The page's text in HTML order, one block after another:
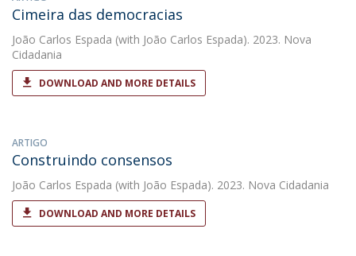
Cimeira das democracias
João Carlos Espada (with João Carlos Espada). 2023. Nova
Cidadania
DOWNLOAD AND MORE DETAILS
ARTIGO
Construindo consensos
João Carlos Espada (with João Espada). 2023. Nova Cidadania
DOWNLOAD AND MORE DETAILS